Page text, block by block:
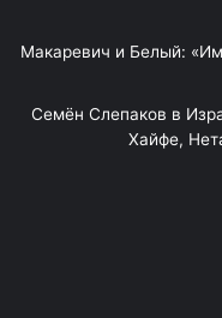
Макаревич и Белый:
Семён Слепаков в
Хайфе,